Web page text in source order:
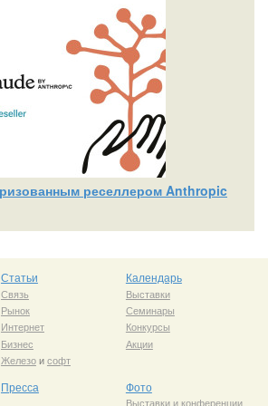
реселлером Anthropic
Статьи
Связь
Рынок
Интернет
Бизнес
Железоисофт
Календарь
Выставки
Семинары
Конкурсы
Акции
Пресса Фото
Выставки и конференции